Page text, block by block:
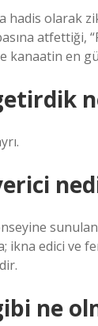
hadis olarak
atfettiği,
kanaatin en
ikna edici ve
ne